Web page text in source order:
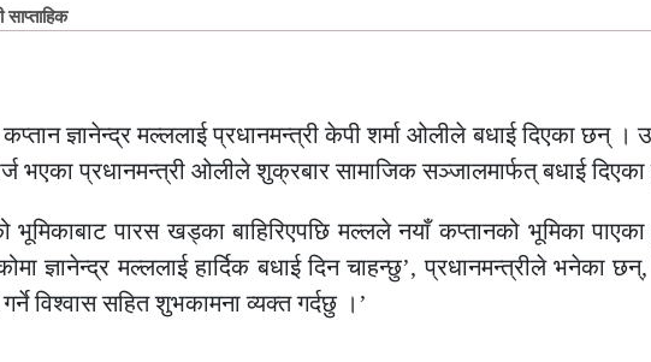
ज्ञानेन्द्र मल्ललाई प्रधानमन्त्री केपी शर्मा ओलीले बधाई दिएका छन् ।
भएका प्रधानमन्त्री ओलीले शुक्रबार सामाजिक सञ्जालमार्फत् बधाई
भूमिकाबाट पारस खड्का बाहिरिएपछि मल्लले नयाँ कप्तानको भूमिका
ज्ञानेन्द्र मल्ललाई हार्दिक बधाई दिन चाहन्छु’, प्रधानमन्त्रीले भनेका
विश्वास सहित शुभकामना व्यक्त गर्दछु ।’